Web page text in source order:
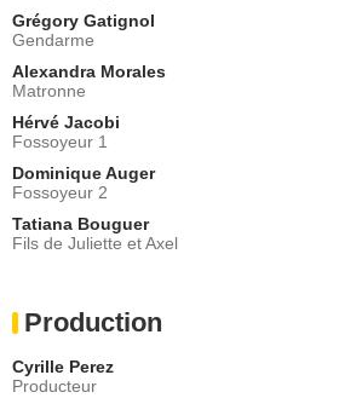
Grégory Gatignol
Gendarme
Alexandra Morales
Matronne
Hérvé Jacobi
Fossoyeur 1
Dominique Auger
Fossoyeur 2
Tatiana Bouguer
Fils de Juliette et Axel
Production
Cyrille Perez
Producteur